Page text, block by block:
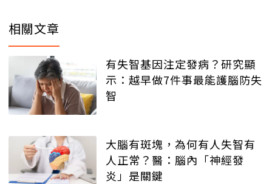
相關文章
有失智基因注定發病？研究顯
示：越早做7件事最能護腦防失
智
大腦有斑塊，為何有人失智有
人正常？醫：腦內「神經發
炎」是關鍵